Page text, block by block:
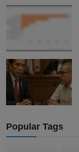
Popular Tags